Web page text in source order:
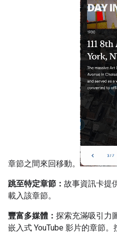
章節之間來回移動。
跳至特定章節： 故事資訊卡提
載入該章節。
豐富多媒體： 探索充滿吸引力
嵌入式 YouTube 影片的章節。